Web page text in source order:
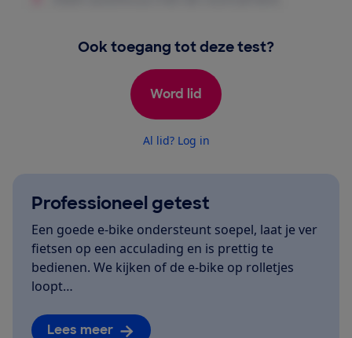
Ook toegang tot deze test?
Word lid
Al lid? Log in
Professioneel getest
Een goede e-bike ondersteunt soepel, laat je ver
fietsen op een acculading en is prettig te
bedienen. We kijken of de e-bike op rolletjes
loopt…
Lees meer